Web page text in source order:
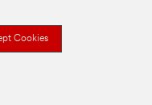
Cookies